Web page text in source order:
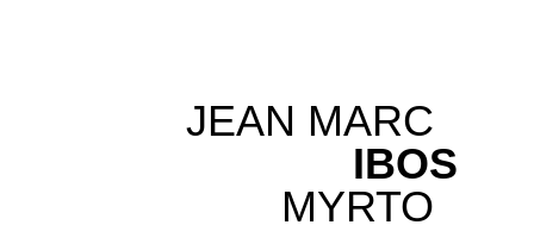
JEAN MARC
IBOS
MYRTO